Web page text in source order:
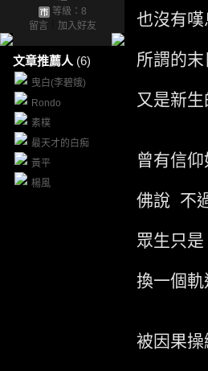
等級：8
留言
加入好友
文章推薦人 (6)
曳白(李碧娥)
Rondo
素樸
最天才的白痴
黃平
楊風
也沒有嘆
所謂的末
又是新
曾有信仰
佛說 不
眾生只是
換一個
被因果